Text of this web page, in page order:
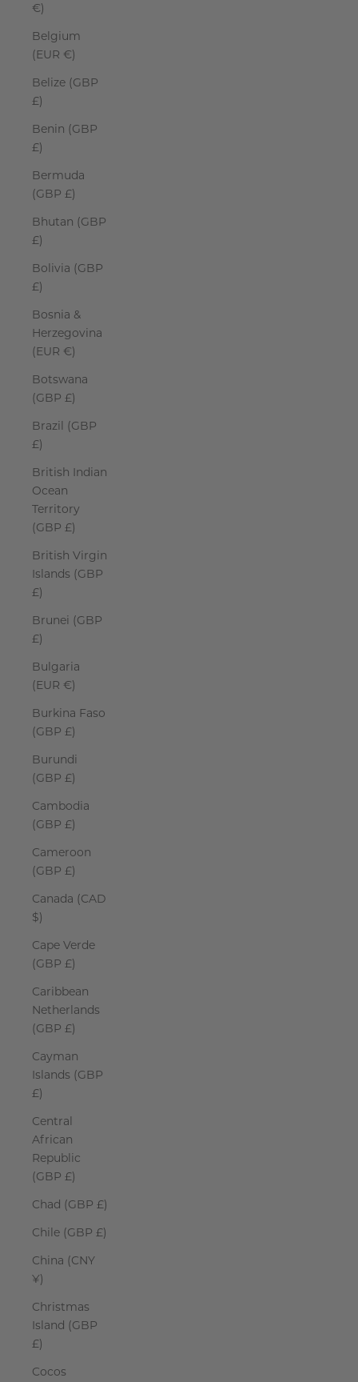
€)
Belgium
(EUR €)
Belize (GBP
£)
Benin (GBP
£)
Bermuda
(GBP £)
Bhutan (GBP
£)
Bolivia (GBP
£)
Bosnia &
Herzegovina
(EUR €)
Botswana
(GBP £)
Brazil (GBP
£)
British Indian
Ocean
Territory
(GBP £)
British Virgin
Islands (GBP
£)
Brunei (GBP
£)
Bulgaria
(EUR €)
Burkina Faso
(GBP £)
Burundi
(GBP £)
Cambodia
(GBP £)
Cameroon
(GBP £)
Canada (CAD
$)
Cape Verde
(GBP £)
Caribbean
Netherlands
(GBP £)
Cayman
Islands (GBP
£)
Central
African
Republic
(GBP £)
Chad (GBP £)
Chile (GBP £)
China (CNY
¥)
Christmas
Island (GBP
£)
Cocos